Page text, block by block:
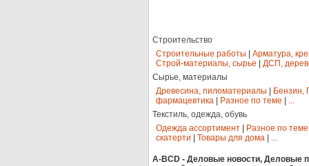
Строительство
Строительные работы
Арматура,
Строй-материалы, сырье
ДСП,
Сырье, материалы
Древесина, пиломатериалы
Бензин,
фармацевтика
Разное по теме
...
Текстиль, одежда, обувь
Одежда ассортимент
Разное по теме
скатерти
Товары для дома ...
A-BCD - Деловые новости, Деловые